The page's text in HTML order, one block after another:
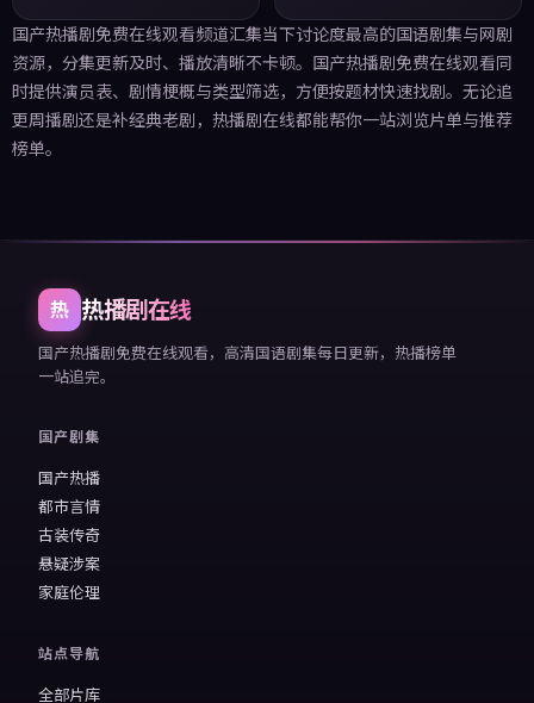
国产热播剧免费在线观看频道汇集当下讨论度最高的国语剧集与网剧
资源，分集更新及时、播放清晰不卡顿。国产热播剧免费在线观看同
时提供演员表、剧情梗概与类型筛选，方便按题材快速找剧。无论追
更周播剧还是补经典老剧，热播剧在线都能帮你一站浏览片单与推荐
榜单。
热 热播剧在线
国产热播剧免费在线观看，高清国语剧集每日更新，热播榜单
一站追完。
国产剧集
国产热播
都市言情
古装传奇
悬疑涉案
家庭伦理
站点导航
全部片库